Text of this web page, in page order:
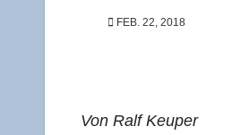
FEB. 22, 2018
Von Ralf Keuper